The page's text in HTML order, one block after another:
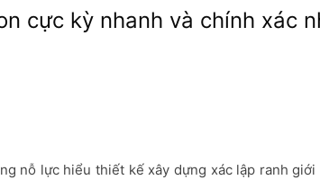
cực kỳ nhanh và chính xác
nỗ lực hiểu thiết kế xây dựng xác lập ranh